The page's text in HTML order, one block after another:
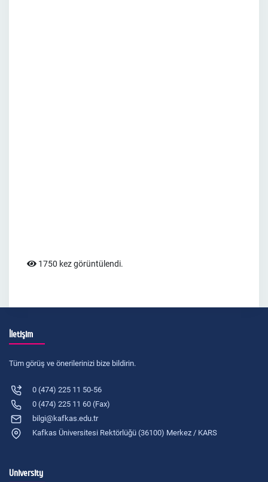
1750 kez görüntülendi.
İletişim
Tüm görüş ve önerilerinizi bize bildirin.
0 (474) 225 11 50-56
0 (474) 225 11 60 (Fax)
bilgi@kafkas.edu.tr
Kafkas Üniversitesi Rektörlüğü (36100) Merkez / KARS
University